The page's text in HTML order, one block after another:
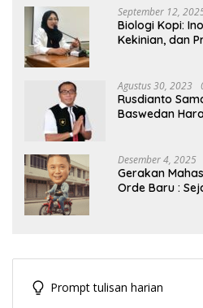
September 12,
Biologi Kopi:
Kekinian, dan
Agustus 30, 2023
Rusdianto
Baswedan
Desember 4, 2025
Gerakan
Orde Baru :
Prompt tulisan harian